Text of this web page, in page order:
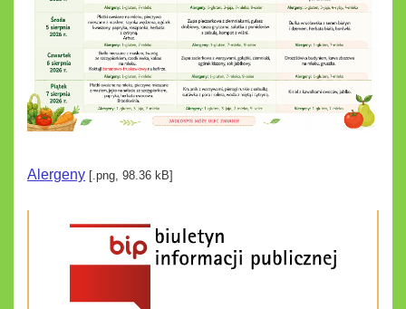
Alergeny [.png, 98.36 kB]